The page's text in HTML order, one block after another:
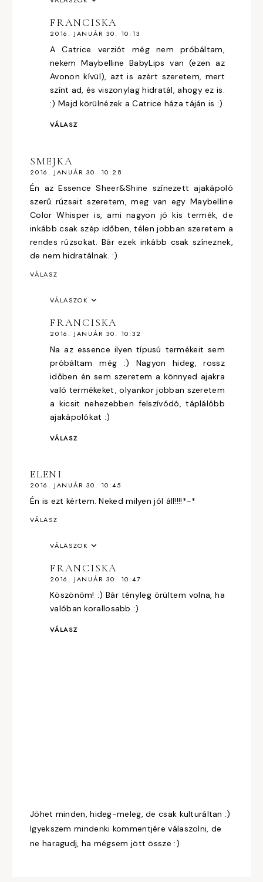
FRANCISKA
2016. JANUÁR 30. 10:13
A Catrice verziót még nem próbáltam,
nekem Maybelline BabyLips van (ezen az
Avonon kívül), azt is azért szeretem, mert
színt ad, és viszonylag hidratál, ahogy ez is.
:) Majd körülnézek a Catrice háza táján is :)
VÁLASZ
SMEJKA
2016. JANUÁR 30. 10:28
Én az Essence Sheer&Shine színezett ajakápoló
szerű rúzsait szeretem, meg van egy Maybelline
Color Whisper is, ami nagyon jó kis termék, de
inkább csak szép időben, télen jobban szeretem a
rendes rúzsokat. Bár ezek inkább csak színeznek,
de nem hidratálnak. :)
VÁLASZ
VÁLASZOK
FRANCISKA
2016. JANUÁR 30. 10:32
Na az essence ilyen típusú termékeit sem
próbáltam még :) Nagyon hideg, rossz
időben én sem szeretem a könnyed ajakra
való termékeket, olyankor jobban szeretem
a kicsit nehezebben felszívódó, táplálóbb
ajakápolókat :)
VÁLASZ
ELENI
2016. JANUÁR 30. 10:45
Én is ezt kértem. Neked milyen jól áll!!!!*-*
VÁLASZ
VÁLASZOK
FRANCISKA
2016. JANUÁR 30. 10:47
Köszönöm! :) Bár tényleg örültem volna, ha
valóban korallosabb :)
VÁLASZ
Jöhet minden, hideg-meleg, de csak kulturáltan :)
Igyekszem mindenki kommentjére válaszolni, de
ne haragudj, ha mégsem jött össze :)